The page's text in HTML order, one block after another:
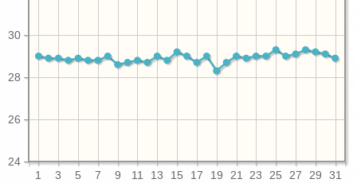
1 3 5 7 9 11 13 15 17 19 21 23 25 27 29 31
24
26
28
30